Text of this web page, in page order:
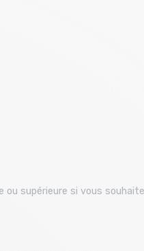
supérieure si vous